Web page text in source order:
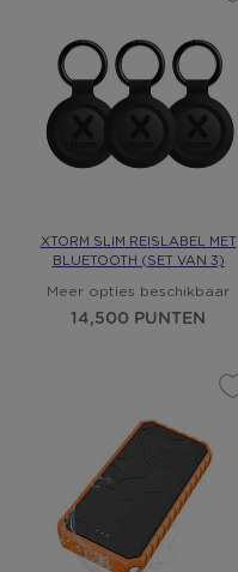
XTORM SLIM REISLABEL MET
BLUETOOTH (SET VAN 3)
Meer opties beschikbaar
14,500 PUNTEN